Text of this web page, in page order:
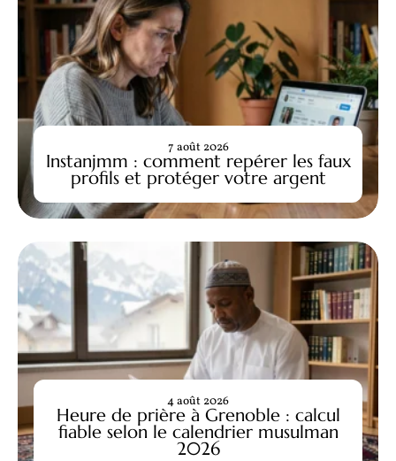
Instanjmm : comment repérer les faux
profils et protéger votre argent
7 août 2026
Heure de prière à Grenoble : calcul
fiable selon le calendrier musulman
2026
4 août 2026